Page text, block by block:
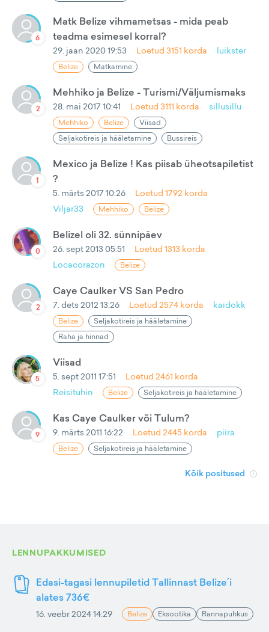
6
Matk Belize vihmametsas - mida peab
teadma esimesel korral?
29. jaan 2020 19:53 Loetud 3151 korda luikster
Belize Matkamine
2
Mehhiko ja Belize - Turismi/Väljumismaks
28. mai 2017 10:41 Loetud 3111 korda sillusillu
Mehhiko Belize
Viisad
Seljakotireis ja hääletamine
Bussireis
1
Mexico ja Belize ! Kas piisab üheotsapiletist
?
5. märts 2017 10:26 Loetud 1792 korda
Viljar33
Mehhiko Belize
0
Belizel oli 32. sünnipäev
26. sept 2013 05:51 Loetud 1313 korda
Locacorazon
Belize
2
Caye Caulker VS San Pedro
7. dets 2012 13:26 Loetud 2574 korda kaidokk
Belize
Seljakotireis ja hääletamine
Raha ja hinnad
5
Viisad
5. sept 2011 17:51 Loetud 2461 korda
Reisituhin
Belize Seljakotireis ja hääletamine
9
Kas Caye Caulker või Tulum?
9. märts 2011 16:22 Loetud 2445 korda piira
Belize Seljakotireis ja hääletamine
Kõik positused
LENNUPAKKUMISED
Edasi-tagasi lennupiletid Tallinnast Belize´i
alates 736€
16. veebr 2024 14:29 Belize Eksootika Rannapuhkus